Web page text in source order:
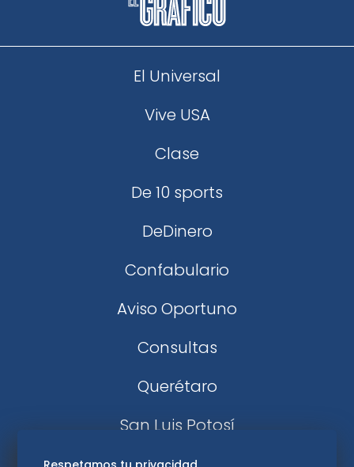
El Universal
Vive USA
Clase
De 10 sports
DeDinero
Confabulario
Aviso Oportuno
Consultas
Querétaro
San Luis Potosí